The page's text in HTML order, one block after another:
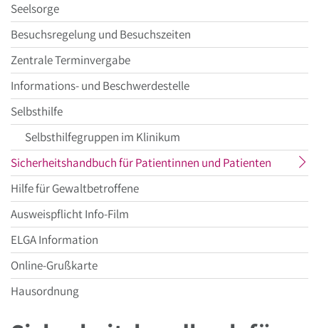
Seelsorge
Besuchsregelung und Besuchszeiten
Zentrale Terminvergabe
Informations- und Beschwerdestelle
Selbsthilfe
Selbsthilfegruppen im Klinikum
Sicherheitshandbuch für Patientinnen und Patienten aktueller
Hilfe für Gewaltbetroffene
Ausweispflicht Info-Film
ELGA Information
Online-Grußkarte
Hausordnung